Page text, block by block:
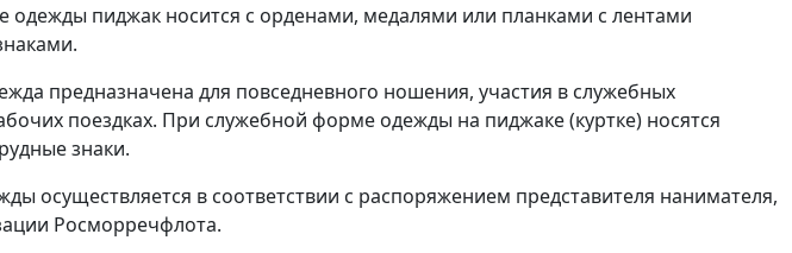
одежды пиджак носится с орденами, медалями или планками с лентами
предназначена для повседневного ношения, участия в служебных
поездках. При служебной форме одежды на пиджаке (куртке) носятся
знаки.
осуществляется в соответствии с распоряжением представителя нанимателя,
Росморречфлота.